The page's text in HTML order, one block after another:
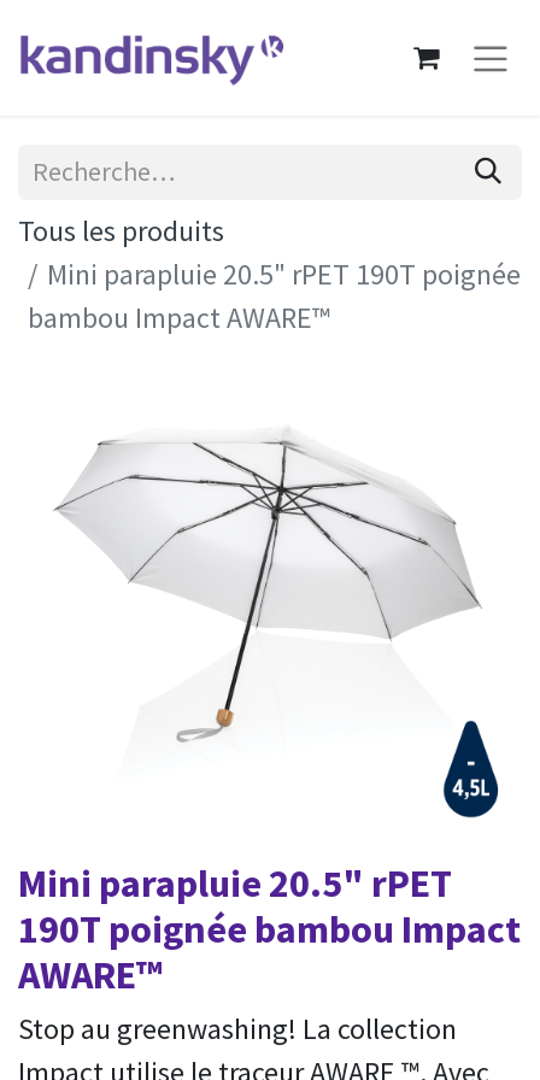
Tous les produits
Mini parapluie 20.5" rPET 190T poignée
bambou Impact AWARE™
Mini parapluie 20.5" rPET
190T poignée bambou Impact
AWARE™
Stop au greenwashing! La collection
Impact utilise le traceur AWARE ™. Avec